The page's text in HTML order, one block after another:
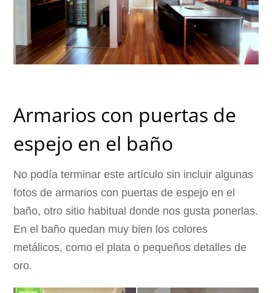
Armarios con puertas de
espejo en el baño
No podía terminar este artículo sin incluir algunas
fotos de armarios con puertas de espejo en el
baño, otro sitio habitual donde nos gusta ponerlas.
En el baño quedan muy bien los colores
metálicos, como el plata o pequeños detalles de
oro.